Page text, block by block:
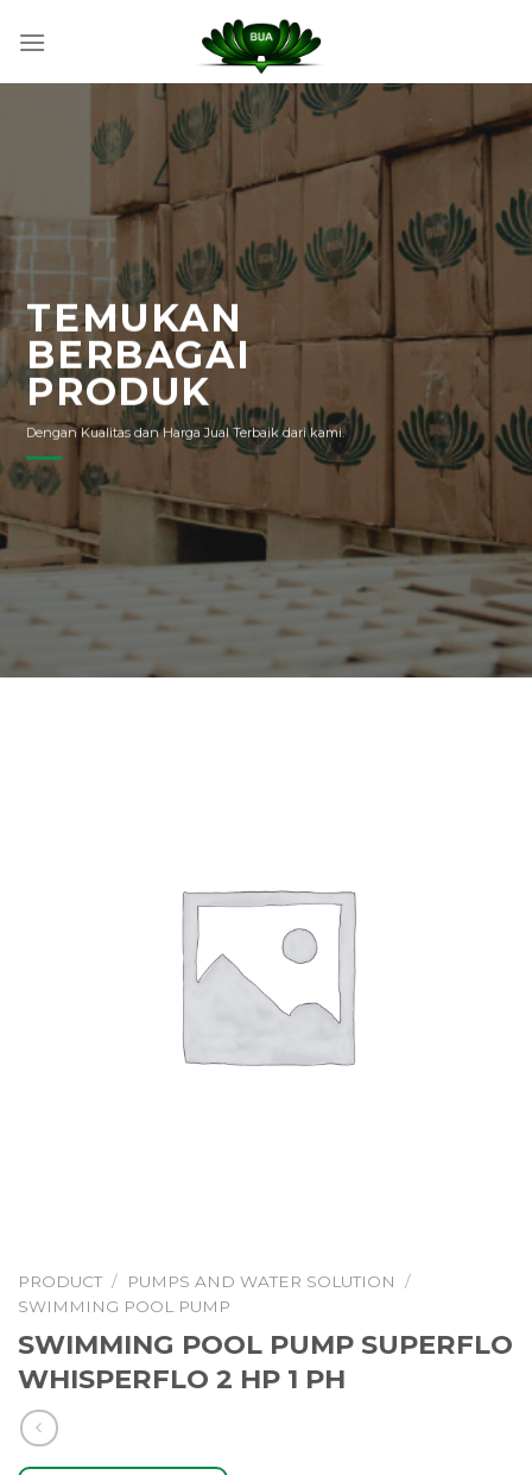
TEMUKAN
BERBAGAI
PRODUK
Dengan Kualitas dan Harga Jual Terbaik dari kami.
PRODUCT / PUMPS AND WATER SOLUTION
/
SWIMMING POOL PUMP
SWIMMING POOL PUMP SUPERFLO
WHISPERFLO 2 HP 1 PH